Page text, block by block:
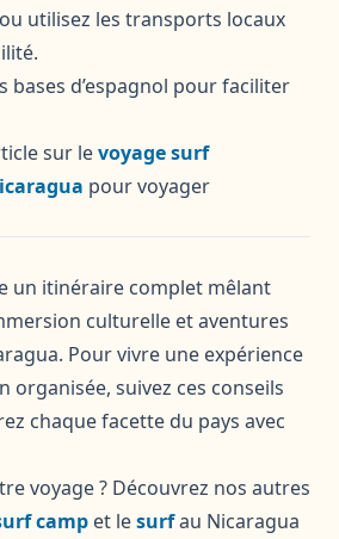
utilisez les transports locaux
bases d’espagnol pour faciliter
sur levoyage surf
pour voyager
un itinéraire complet mêlant
culturelle et aventures
Pour vivre une expérience
organisée, suivez ces conseils
chaque facette du pays avec
voyage ? Découvrez nos autres
camp et lesurfau Nicaragua